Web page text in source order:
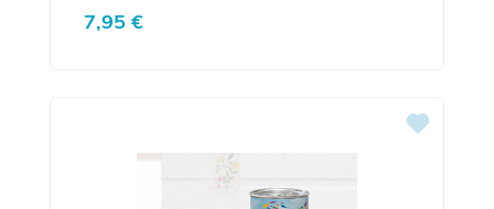
Regulärer Preis:
7,95 €